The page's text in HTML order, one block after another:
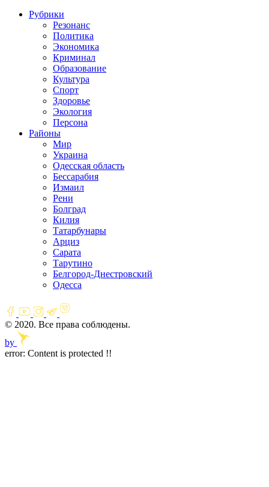
Рубрики
Резонанс
Политика
Экономика
Криминал
Образование
Культура
Спорт
Здоровье
Экология
Персона
Районы
Мир
Украина
Одесская область
Бессарабия
Измаил
Рени
Болград
Килия
Татарбунары
Арциз
Сарата
Тарутино
Белгород-Днестровский
Одесса
© 2020. Все права соблюдены.
by
error: Content is protected !!